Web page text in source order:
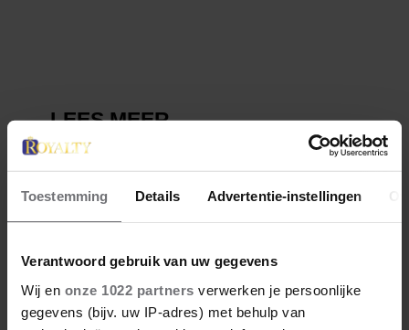
Toestemming Details Advertentie-instellingen
Verantwoord gebruik van uw gegevens
Wij en onze 1022 partners verwerken je persoonlijke
gegevens (bijv. uw IP-adres) met behulp van